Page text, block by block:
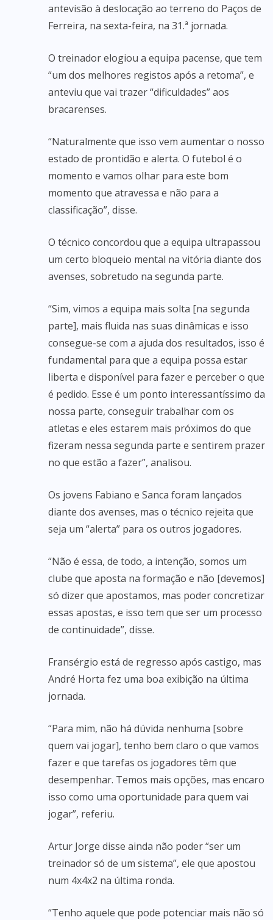
antevisão à deslocação ao terreno do Paços de
Ferreira, na sexta-feira, na 31.ª jornada.
O treinador elogiou a equipa pacense, que tem
“um dos melhores registos após a retoma”, e
anteviu que vai trazer “dificuldades” aos
bracarenses.
“Naturalmente que isso vem aumentar o nosso
estado de prontidão e alerta. O futebol é o
momento e vamos olhar para este bom
momento que atravessa e não para a
classificação”, disse.
O técnico concordou que a equipa ultrapassou
um certo bloqueio mental na vitória diante dos
avenses, sobretudo na segunda parte.
“Sim, vimos a equipa mais solta [na segunda
parte], mais fluida nas suas dinâmicas e isso
consegue-se com a ajuda dos resultados, isso é
fundamental para que a equipa possa estar
liberta e disponível para fazer e perceber o que
é pedido. Esse é um ponto interessantíssimo da
nossa parte, conseguir trabalhar com os
atletas e eles estarem mais próximos do que
fizeram nessa segunda parte e sentirem prazer
no que estão a fazer”, analisou.
Os jovens Fabiano e Sanca foram lançados
diante dos avenses, mas o técnico rejeita que
seja um “alerta” para os outros jogadores.
“Não é essa, de todo, a intenção, somos um
clube que aposta na formação e não [devemos]
só dizer que apostamos, mas poder concretizar
essas apostas, e isso tem que ser um processo
de continuidade”, disse.
Fransérgio está de regresso após castigo, mas
André Horta fez uma boa exibição na última
jornada.
“Para mim, não há dúvida nenhuma [sobre
quem vai jogar], tenho bem claro o que vamos
fazer e que tarefas os jogadores têm que
desempenhar. Temos mais opções, mas encaro
isso como uma oportunidade para quem vai
jogar”, referiu.
Artur Jorge disse ainda não poder “ser um
treinador só de um sistema”, ele que apostou
num 4x4x2 na última ronda.
“Tenho aquele que pode potenciar mais não só